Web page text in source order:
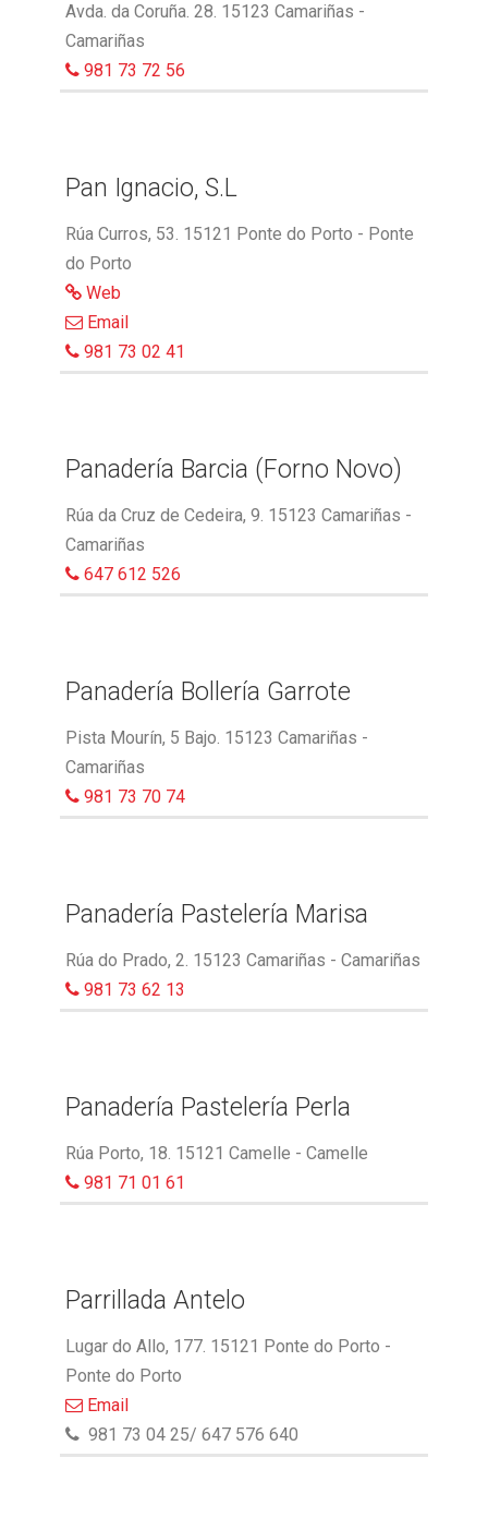
Avda. da Coruña. 28. 15123 Camariñas -
Camariñas
981 73 72 56
Pan Ignacio, S.L
Rúa Curros, 53. 15121 Ponte do Porto - Ponte
do Porto
Web
Email
981 73 02 41
Panadería Barcia (Forno Novo)
Rúa da Cruz de Cedeira, 9. 15123 Camariñas -
Camariñas
647 612 526
Panadería Bollería Garrote
Pista Mourín, 5 Bajo. 15123 Camariñas -
Camariñas
981 73 70 74
Panadería Pastelería Marisa
Rúa do Prado, 2. 15123 Camariñas - Camariñas
981 73 62 13
Panadería Pastelería Perla
Rúa Porto, 18. 15121 Camelle - Camelle
981 71 01 61
Parrillada Antelo
Lugar do Allo, 177. 15121 Ponte do Porto -
Ponte do Porto
Email
981 73 04 25/ 647 576 640